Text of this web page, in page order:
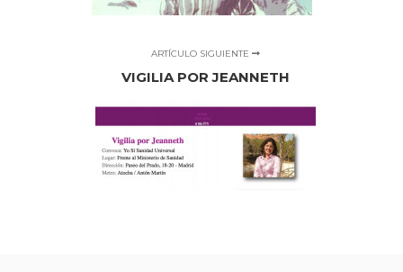
ARTÍCULO SIGUIENTE
VIGILIA POR JEANNETH